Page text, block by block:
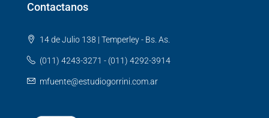
Contactanos
14 de Julio 138 | Temperley - Bs. As.
(011) 4243-3271 - (011) 4292-3914
mfuente@estudiogorrini.com.ar